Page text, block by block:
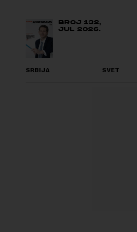
BROJ 132,
JUL 2026.
SRBIJA SVET